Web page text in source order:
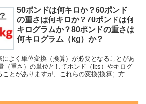
50ポンドは何キロか？60ポンド
の重さは何キロか？70ポンドは何
キログラムか？80ポンドの重さは
何キログラム（kg）か？
よく単位変換（換算）が必要となることがあ
（重さ）の単位としてポンド（lbs）やキログ
とがありますが、これらの変換(換算）方法